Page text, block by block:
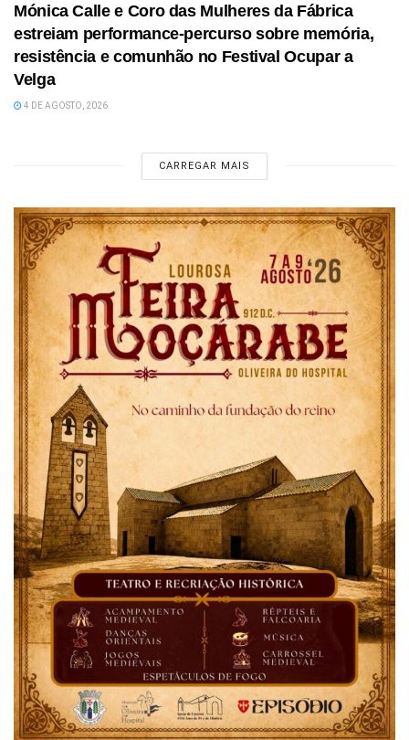
Mónica Calle e Coro das Mulheres da Fábrica
estreiam performance-percurso sobre memória,
resistência e comunhão no Festival Ocupar a
Velga
4 DE AGOSTO, 2026
CARREGAR MAIS